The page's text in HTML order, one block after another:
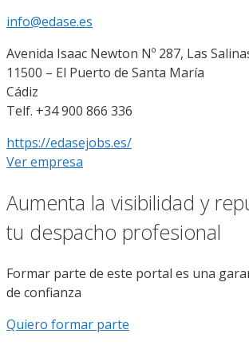
info@edase.es
Avenida Isaac Newton Nº 287, Las
11500 – El Puerto de Santa María
Cádiz
Telf. +34 900 866 336
https://edasejobs.es/
Ver empresa
Aumenta la visibilidad y
tu despacho profesional
Formar parte de este portal es una
de confianza
Quiero formar parte